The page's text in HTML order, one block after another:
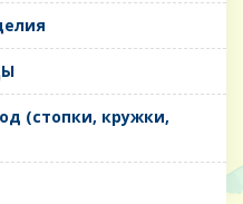
(стопки, кружки,